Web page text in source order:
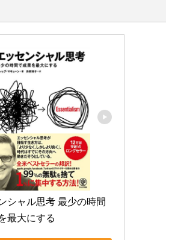
シャル思考 最少の時間
最大にする